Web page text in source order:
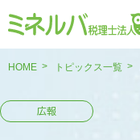
HOME トピックス一覧